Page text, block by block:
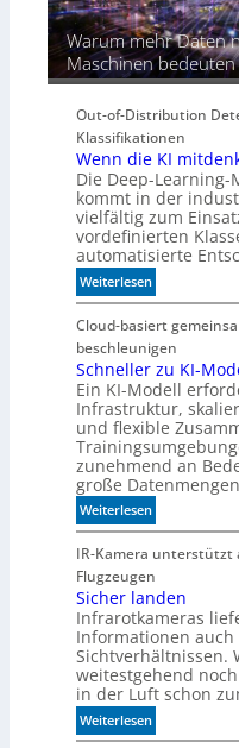
Warum mehr Daten
Maschinen bedeuten
Out-of-Distribution
Klassifikationen
Wenn die KI
Die Deep-Learning-
kommt in der
vielfältig zum
vordefinierten
automatisierte
Weiterlesen:
W
e
n
n
d
i
e
K
I
m
i
t
d
e
n
k
t
Cloud-basiert
beschleunigen
Schneller zu KI-
Ein KI-Modell
Infrastruktur,
und flexible
zunehmend an
große
Weiterlesen:
S
c
h
n
e
l
l
e
r
z
u
IR-Kamera unterstützt
Flugzeugen
Sicher landen
Infrarotkameras
Informationen
Sichtverhältnissen.
weitestgehend
in der Luft schon
Weiterlesen:
S